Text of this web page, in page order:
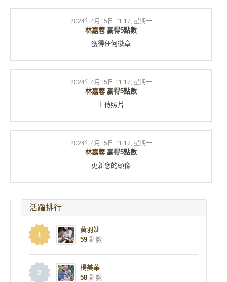
2024年4月15日 11:17, 星期一
林嘉蓉 贏得5點數
獲得任何徽章
2024年4月15日 11:17, 星期一
林嘉蓉 贏得5點數
上傳照片
2024年4月15日 11:17, 星期一
林嘉蓉 贏得5點數
更新您的頭像
活躍排行
1
黃羽婕
59 點數
2
楊美華
58 點數